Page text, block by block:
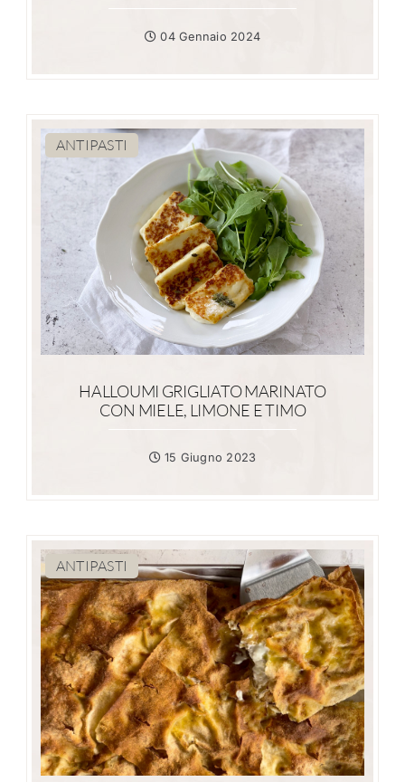
04 Gennaio 2024
ANTIPASTI
HALLOUMI GRIGLIATO MARINATO
CON MIELE, LIMONE E TIMO
15 Giugno 2023
ANTIPASTI